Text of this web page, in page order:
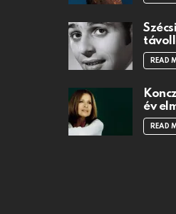
READ
év
READ